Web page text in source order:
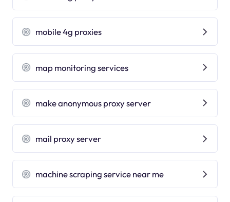
mobile 4g proxies
map monitoring services
make anonymous proxy server
mail proxy server
machine scraping service near me